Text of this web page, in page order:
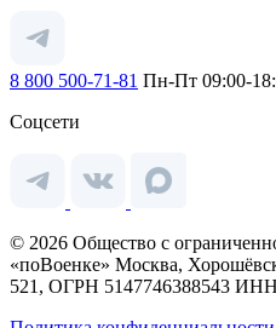
8 800 500-71-81 Пн-Пт 09:00-
Соцсети
© 2026 Общество с
«поВоенке» Москва,
521, ОГРН 5147746388543 ИНН